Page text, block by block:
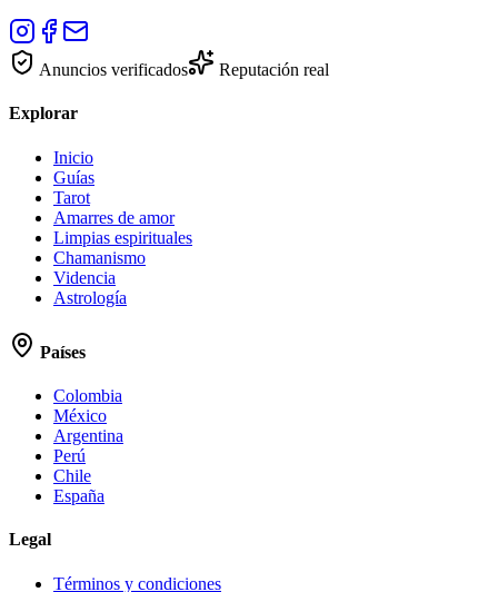
Anuncios verificados Reputación real
Explorar
Inicio
Guías
Tarot
Amarres de amor
Limpias espirituales
Chamanismo
Videncia
Astrología
Países
Colombia
México
Argentina
Perú
Chile
España
Legal
Términos y condiciones